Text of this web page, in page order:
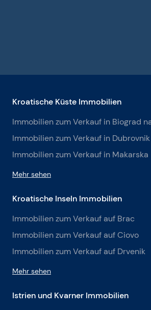
Kroatische Küste Immobilien
Immobilien zum Verkauf in Biograd
Immobilien zum Verkauf in Dubrovnik
Immobilien zum Verkauf in Makarska
Mehr sehen
Kroatische Inseln Immobilien
Immobilien zum Verkauf auf Brac
Immobilien zum Verkauf auf Ciovo
Immobilien zum Verkauf auf Drvenik
Mehr sehen
Istrien und Kvarner Immobilien